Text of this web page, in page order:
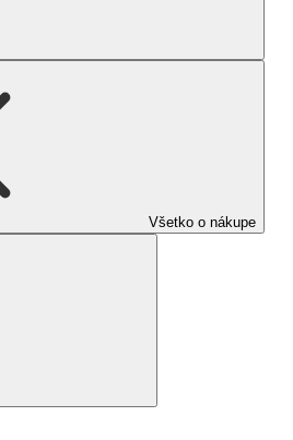
Všetko o nákupe